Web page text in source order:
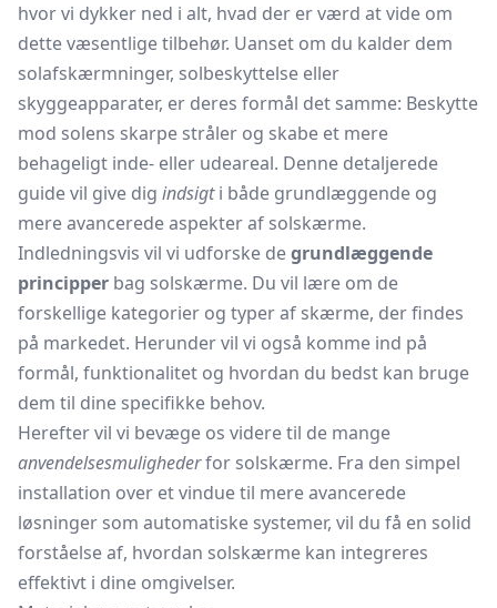
hvor vi dykker ned i alt, hvad der er værd at vide om
dette væsentlige tilbehør. Uanset om du kalder dem
solafskærmninger, solbeskyttelse eller
skyggeapparater, er deres formål det samme: Beskytte
mod solens skarpe stråler og skabe et mere
behageligt inde- eller udeareal. Denne detaljerede
guide vil give dig indsigti både grundlæggende og
mere avancerede aspekter af solskærme.
Indledningsvis vil vi udforske degrundlæggende
principper bag solskærme. Du vil lære om de
forskellige kategorier og typer af skærme, der findes
på markedet. Herunder vil vi også komme ind på
formål, funktionalitet og hvordan du bedst kan bruge
dem til dine specifikke behov.
Herefter vil vi bevæge os videre til de mange
anvendelsesmulighederfor solskærme. Fra den simpel
installation over et vindue til mere avancerede
løsninger som automatiske systemer, vil du få en solid
forståelse af, hvordan solskærme kan integreres
effektivt i dine omgivelser.